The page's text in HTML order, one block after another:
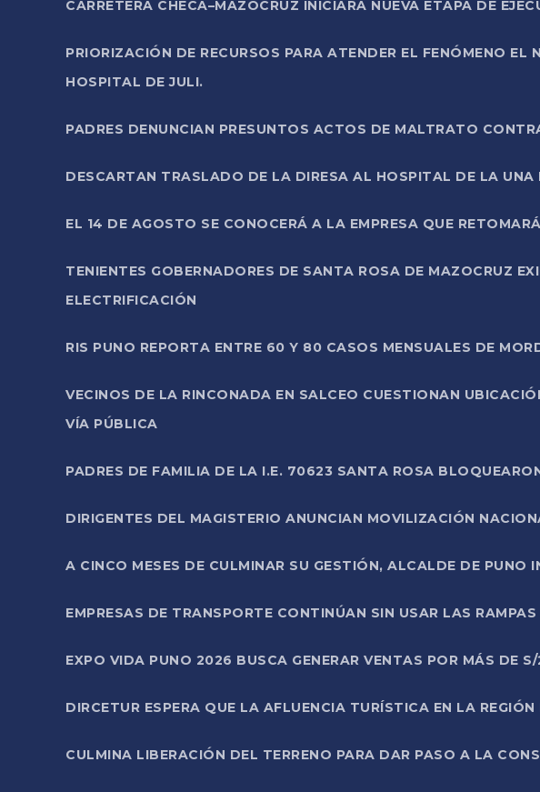
CARRETERA CHECA–MAZOCRUZ INICIARÁ NUEVA ETAPA DE
PRIORIZACIÓN DE RECURSOS PARA ATENDER EL FENÓMENO
HOSPITAL DE JULI.
PADRES DENUNCIAN PRESUNTOS ACTOS DE MALTRATO
DESCARTAN TRASLADO DE LA DIRESA AL HOSPITAL DE LA
EL 14 DE AGOSTO SE CONOCERÁ A LA EMPRESA QUE
TENIENTES GOBERNADORES DE SANTA ROSA DE MAZOCRUZ
ELECTRIFICACIÓN
RIS PUNO REPORTA ENTRE 60 Y 80 CASOS MENSUALES DE
VECINOS DE LA RINCONADA EN SALCEO CUESTIONAN
VÍA PÚBLICA
PADRES DE FAMILIA DE LA I.E. 70623 SANTA ROSA
DIRIGENTES DEL MAGISTERIO ANUNCIAN MOVILIZACIÓN
A CINCO MESES DE CULMINAR SU GESTIÓN, ALCALDE DE
EMPRESAS DE TRANSPORTE CONTINÚAN SIN USAR LAS
EXPO VIDA PUNO 2026 BUSCA GENERAR VENTAS POR MÁS DE
DIRCETUR ESPERA QUE LA AFLUENCIA TURÍSTICA EN LA
CULMINA LIBERACIÓN DEL TERRENO PARA DAR PASO A LA